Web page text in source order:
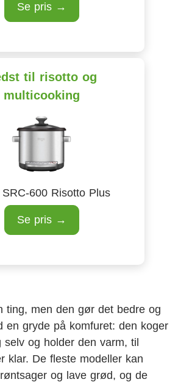
Se pris →
til risotto og
multicooking
SRC-600 Risotto Plus
Se pris →
ting, men den gør det bedre og
en gryde på komfuret: den koger
selv og holder den varm, til
klar. De fleste modeller kan
og lave grød, og de